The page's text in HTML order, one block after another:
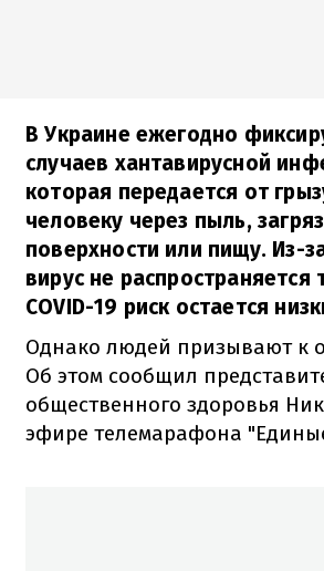
В Украине ежегодно
случаев хантавирусной
которая передается от
человеку через пыль,
поверхности или пищу. Из-
вирус не распространяется
COVID-19 риск остается
Однако людей призывают к
Об этом сообщил
общественного здоровья
эфире телемарафона